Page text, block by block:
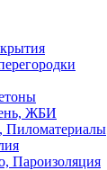
ЖБИ
Пиломатериалы
Пароизоляция